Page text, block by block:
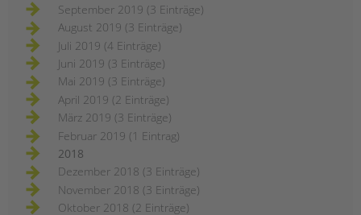
September 2019 (3 Einträge)
August 2019 (3 Einträge)
Juli 2019 (4 Einträge)
Juni 2019 (3 Einträge)
Mai 2019 (3 Einträge)
April 2019 (2 Einträge)
März 2019 (3 Einträge)
Februar 2019 (1 Eintrag)
2018
Dezember 2018 (3 Einträge)
November 2018 (3 Einträge)
Oktober 2018 (2 Einträge)